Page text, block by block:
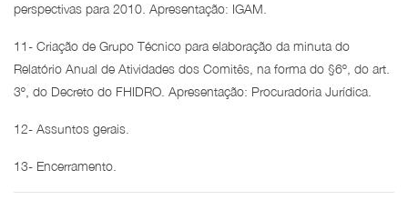
perspectivas para 2010. Apresentação: IGAM.
11- Criação de Grupo Técnico para elaboração da minuta do
Relatório Anual de Atividades dos Comitês, na forma do §6º, do art.
3º, do Decreto do FHIDRO. Apresentação: Procuradoria Jurídica.
12- Assuntos gerais.
13- Encerramento.